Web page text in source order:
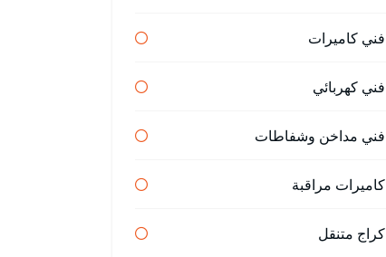
فني كاميرات
فني كهربائي
فني مداخن وشفاطات
كاميرات مراقبة
كراج متنقل